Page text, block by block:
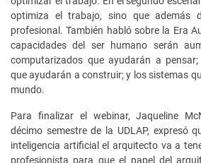
optimiza el trabajo, sino que además
profesional. También habló sobre la Era
capacidades del ser humano serán
computarizados que ayudarán a
que ayudarán a construir; y los sistemas
mundo.
Para finalizar el webinar, Jaqueline
décimo semestre de la UDLAP, expresó
inteligencia artificial el arquitecto va a
profesionista para que el papel del